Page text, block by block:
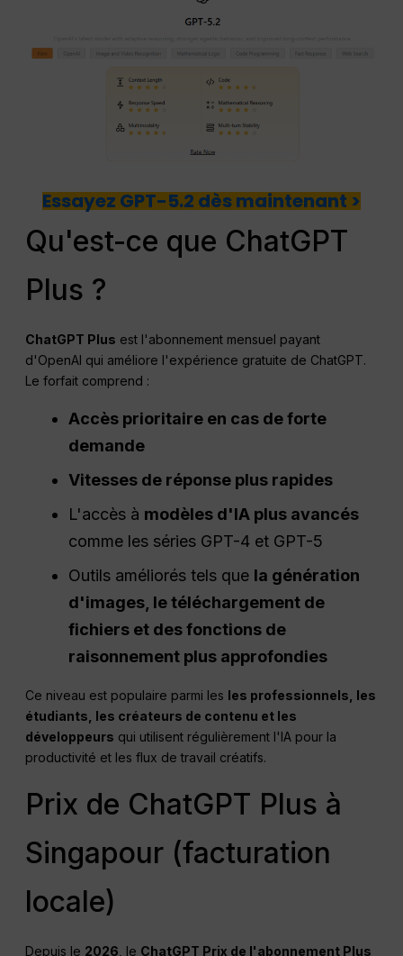
Essayez GPT-5.2 dès maintenant >
Qu'est-ce que ChatGPT
Plus ?
ChatGPT Plus est l'abonnement mensuel payant
d'OpenAI qui améliore l'expérience gratuite de ChatGPT.
Le forfait comprend :
Accès prioritaire en cas de forte
demande
Vitesses de réponse plus rapides
L'accès à modèles d'IA plus avancés
comme les séries GPT-4 et GPT-5
Outils améliorés tels que la génération
d'images, le téléchargement de
fichiers et des fonctions de
raisonnement plus approfondies
Ce niveau est populaire parmi les les professionnels, les
étudiants, les créateurs de contenu et les
développeurs qui utilisent régulièrement l'IA pour la
productivité et les flux de travail créatifs.
Prix de ChatGPT Plus à
Singapour (facturation
locale)
Depuis le 2026 , le ChatGPT Prix de l'abonnement Plus